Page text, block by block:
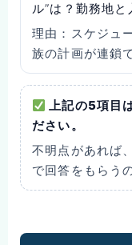
ル”は？勤務地と
理由： スケジュ
族の計画が連鎖
上記の5項目
ださい。
不明点があれば
で回答をもらう